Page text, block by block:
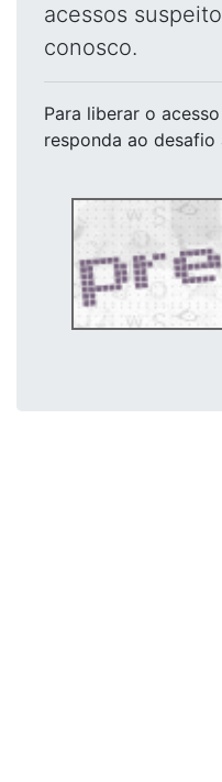
acessos
conosco.
Para liberar o acesso
responda ao desafio